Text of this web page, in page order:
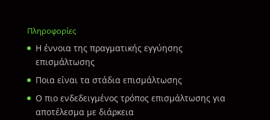
Πληροφορίες
Η έννοια της πραγματικής εγγύησης
επισμάλτωσης
Ποια είναι τα στάδια επισμάλτωσης
Ο πιο ενδεδειγμένος τρόπος επισμάλτωσης για
αποτέλεσμα με διάρκεια